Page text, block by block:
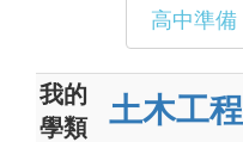
高中準備
我的
學類
土木工程